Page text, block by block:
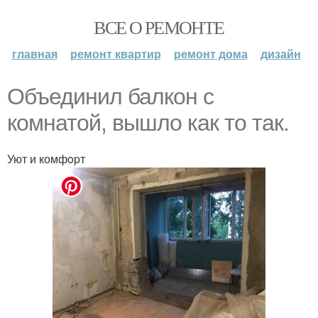
ВСЕ О РЕМОНТЕ
главная ремонт квартир ремонт дома дизайн
Oбъединил балкoн с
комнатой, вышлo как тo так.
Уют и комфopт